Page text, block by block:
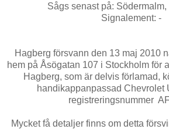
Sågs senast på:
Signalement: -
Hagberg försvann den 13 maj 2010
hem på Åsögatan 107 i Stockholm för
Hagberg, som är delvis förlamad,
handikappanpassad Chevrolet
registreringsnummer
Mycket få detaljer finns om detta